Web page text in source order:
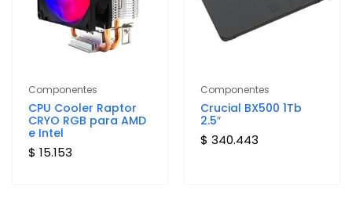
Componentes
CPU Cooler Raptor
CRYO RGB para AMD
e Intel
$ 15.153
Componentes
Crucial BX500 1Tb
2.5″
$ 340.443